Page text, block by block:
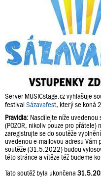
Server MUSICstage.cz vyhlašuje
festivalSázavafest, který se koná
Pravidla: Nasdílejte níže uvedenou
(POZOR, nikoliv pouze pro přátele)
zaregistrujte se do soutěže
uvedenou e-mailovou adresu Vám
soutěže (31.5.2022) budou
této stránce a vítěze též budeme
Tato soutěž byla ukončena